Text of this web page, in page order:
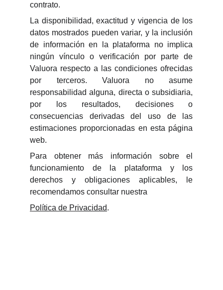
contrato.
La disponibilidad, exactitud y vigencia de los
datos mostrados pueden variar, y la inclusión
de información en la plataforma no implica
ningún vínculo o verificación por parte de
Valuora respecto a las condiciones ofrecidas
por terceros. Valuora no asume
responsabilidad alguna, directa o subsidiaria,
por los resultados, decisiones o
consecuencias derivadas del uso de las
estimaciones proporcionadas en esta página
web.
Para obtener más información sobre el
funcionamiento de la plataforma y los
derechos y obligaciones aplicables, le
recomendamos consultar nuestra
Política de Privacidad.